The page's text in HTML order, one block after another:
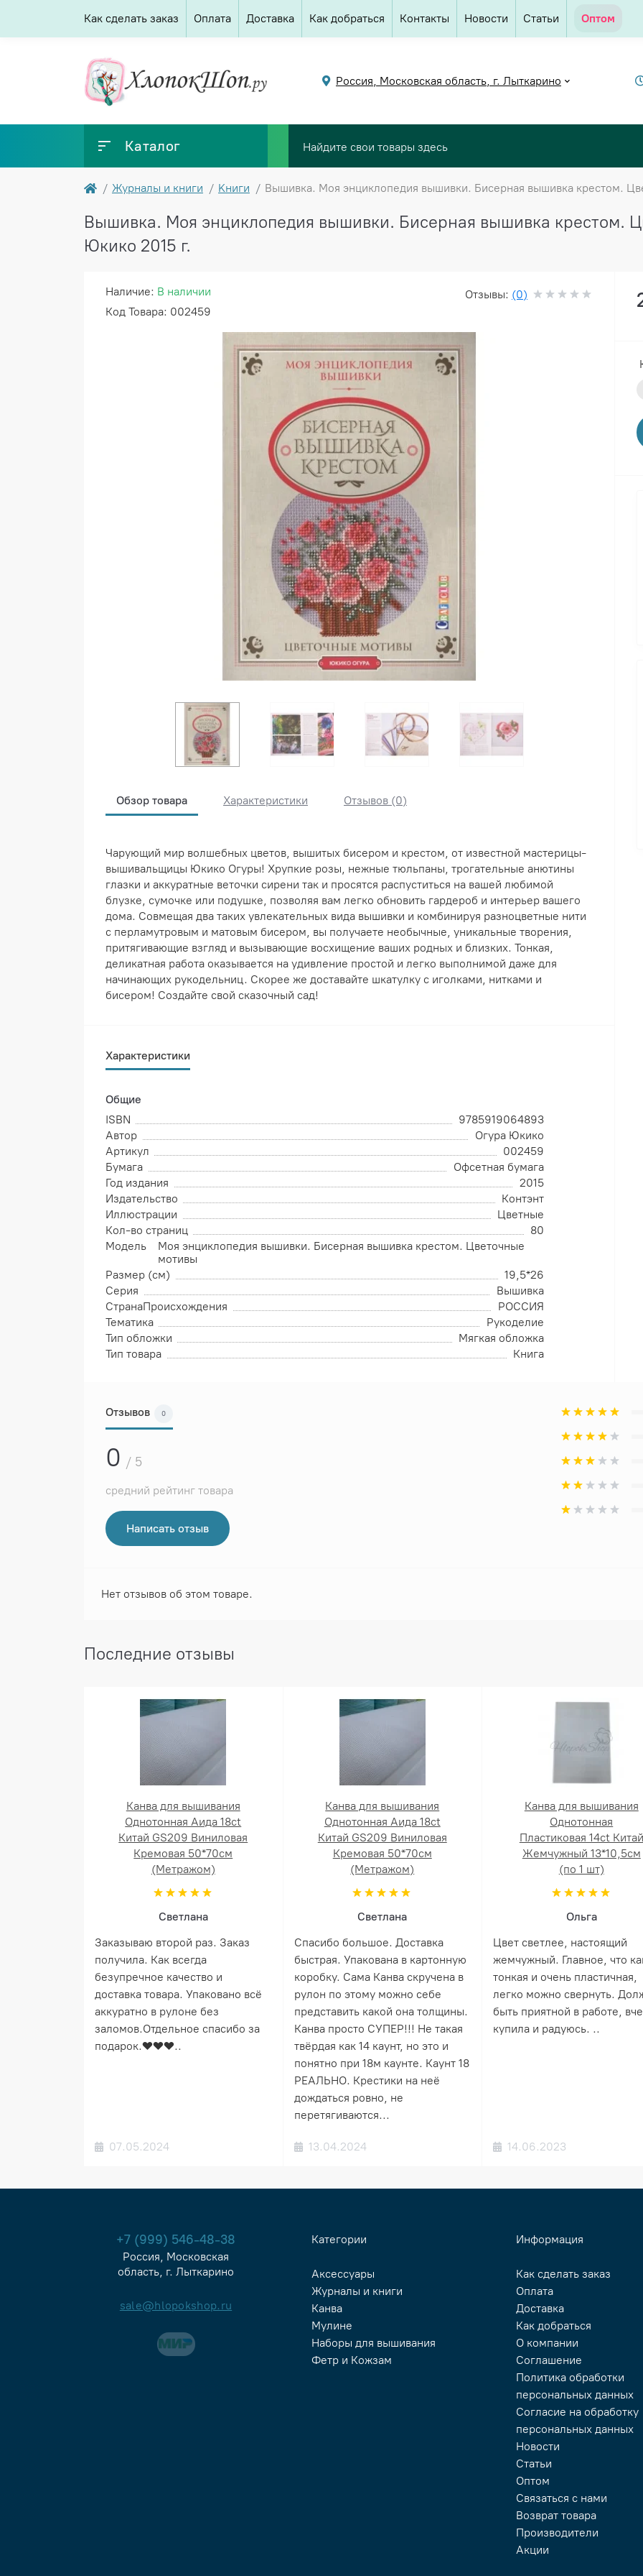
Как сделать заказ Оплата Доставка Как добраться Контакты Новости Статьи Оптом
Россия, Московская область, г. Лыткарино
Каталог
Журналы и книги Kниги Вышивка. Моя энциклопедия вышивки. Бисерная вышивка крестом.
Вышивка. Моя энциклопедия вышивки. Бисерная вышивка крестом.
Юкико 2015 г.
Наличие: В наличии
Код Товара: 002459
Отзывы: (0)
Обзор товара Характеристики Отзывов (0)
Чарующий мир волшебных цветов, вышитых бисером и крестом, от известной мастерицы-
вышивальщицы Юкико Огуры! Хрупкие розы, нежные тюльпаны, трогательные анютины
глазки и аккуратные веточки сирени так и просятся распуститься на вашей любимой
блузке, сумочке или подушке, позволяя вам легко обновить гардероб и интерьер вашего
дома. Совмещая два таких увлекательных вида вышивки и комбинируя разноцветные нити
с перламутровым и матовым бисером, вы получаете необычные, уникальные творения,
притягивающие взгляд и вызывающие восхищение ваших родных и близких. Тонкая,
деликатная работа оказывается на удивление простой и легко выполнимой даже для
начинающих рукодельниц. Скорее же доставайте шкатулку с иголками, нитками и
бисером! Создайте свой сказочный сад!
Характеристики
Общие
ISBN
9785919064893
Автор
Огура Юкико
Артикул
002459
Бумага
Офсетная бумага
Год издания
2015
Издательство
Контэнт
Иллюстрации
Цветные
Кол-во страниц
80
Модель
Моя энциклопедия вышивки. Бисерная вышивка крестом. Цветочные
мотивы
Размер (см)
19,5*26
Серия
Вышивка
СтранаПроисхождения
РОССИЯ
Тематика
Рукоделие
Тип обложки
Мягкая обложка
Тип товара
Книга
Отзывов 0
0 / 5
средний рейтинг товара
Написать отзыв
Нет отзывов об этом товаре.
Последние отзывы
Канва для вышивания
Однотонная Аида 18ct
Китай GS209 Виниловая
Кремовая 50*70см
(Метражом)
Светлана
Заказываю второй раз. Заказ
получила. Как всегда
безупречное качество и
доставка товара. Упаковано всё
аккуратно в рулоне без
заломов.Отдельное спасибо за
подарок.❤️❤️❤️..
07.05.2024
Канва для вышивания
Однотонная Аида 18ct
Китай GS209 Виниловая
Кремовая 50*70см
(Метражом)
Светлана
Спасибо большое. Доставка
быстрая. Упакована в картонную
коробку. Сама Канва скручена в
рулон по этому можно себе
представить какой она толщины.
Канва просто СУПЕР!!! Не такая
твёрдая как 14 каунт, но это и
понятно при 18м каунте. Каунт 18
РЕАЛЬНО. Крестики на неё
дождаться ровно, не
перетягиваются...
13.04.2024
Канва для вышивания
Однотонная
Пластиковая 14ct Китай
Жемчужный 13*10,5см
(по 1 шт)
Ольга
Цвет светлее, настоящий
жемчужный. Главное, что
тонкая и очень пластичная,
легко можно свернуть.
быть приятной в работе,
купила и радуюсь. ..
14.06.2023
+7 (999) 546-48-38
Россия, Московская
область, г. Лыткарино
sale@hlopokshop.ru
Категории
Аксессуары
Журналы и книги
Канва
Мулине
Наборы для вышивания
Фетр и Кожзам
Информация
Как сделать заказ
Оплата
Доставка
Как добраться
О компании
Соглашение
Политика обработки
персональных данных
Согласие на обработку
персональных данных
Новости
Статьи
Оптом
Связаться с нами
Возврат товара
Производители
Акции